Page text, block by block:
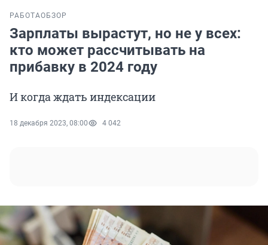
РАБОТАОБЗОР
Зарплаты вырастут, но не у всех:
кто может рассчитывать на
прибавку в 2024 году
И когда ждать индексации
18 декабря 2023, 08:00 4 042